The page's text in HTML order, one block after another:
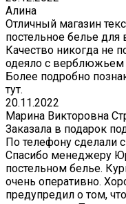
Алина
Отличный магазин
постельное белье для
Качество никогда не
одеяло с верблюжьем
Более подробно
тут.
20.11.2022
Марина Викторовна
Заказала в подарок
По телефону сделали
Спасибо менеджеру
постельном белье.
очень оперативно.
предупредил о том,